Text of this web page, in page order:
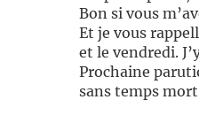
Bon si vous
Et je vous
et le vendredi.
Prochaine
sans temps